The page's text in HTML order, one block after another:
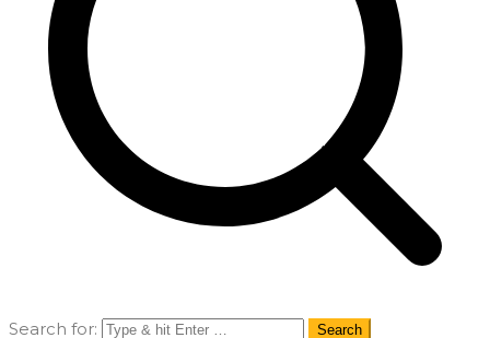
Search for: